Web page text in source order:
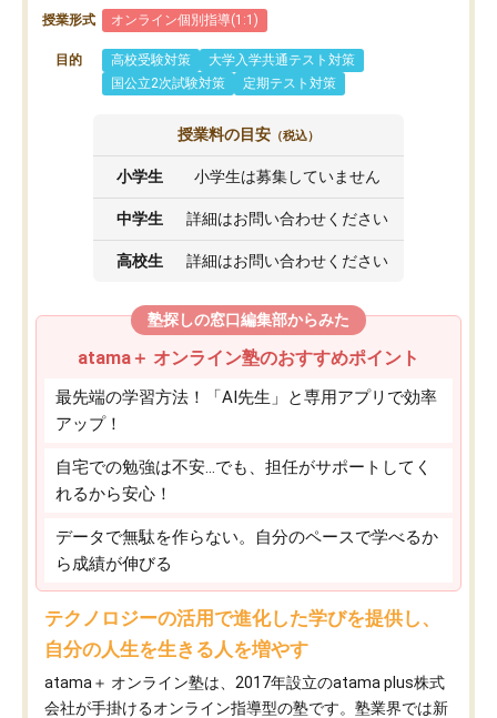
授業形式 オンライン個別指導(1:1)
目的 高校受験対策
大学入学共通テスト対策
国公立2次試験対策
定期テスト対策
授業料の目安 （税込）
小学生 小学生は募集していません
中学生 詳細はお問い合わせください
高校生 詳細はお問い合わせください
塾探しの窓口編集部からみた
atama＋ オンライン塾のおすすめポイント
最先端の学習方法！「AI先生」と専用アプリで効率
アップ！
自宅での勉強は不安…でも、担任がサポートしてく
れるから安心！
データで無駄を作らない。自分のペースで学べるか
ら成績が伸びる
テクノロジーの活用で進化した学びを提供し、
自分の人生を生きる人を増やす
atama＋ オンライン塾は、2017年設立のatama plus株式
会社が手掛けるオンライン指導型の塾です。塾業界では新